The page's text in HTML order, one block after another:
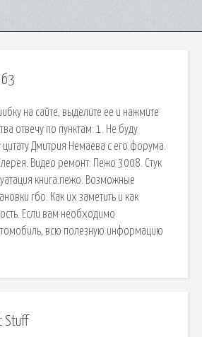
б3
на сайте, выделите ее и нажмите
отвечу по пунктам: 1. Не буду
цитату Дмитрия Немаева с его форума.
Видео ремонт: Пежо 3008. Стук
книга.пежо. Возможные
гбо. Как их заметить и как
Если вам необходимо
всю полезную информацию
Stuff